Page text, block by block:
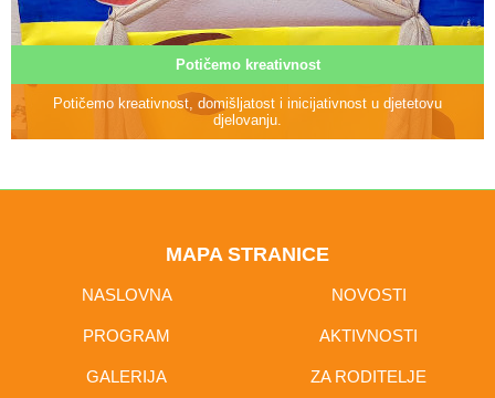
Potičemo kreativnost
Potičemo kreativnost, domišljatost i inicijativnost u djetetovu
djelovanju.
MAPA STRANICE
NASLOVNA NOVOSTI
PROGRAM AKTIVNOSTI
GALERIJA ZA RODITELJE